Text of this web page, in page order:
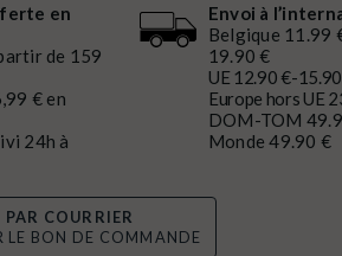
en
de 159
€ en
24h à
Envoi à
Belgique 11.99
19.90 €
UE 12.90 €-
Europe hors UE
DOM-TOM
Monde 49.90 €
COURRIER
LE BON DE COMMANDE